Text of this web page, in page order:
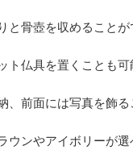
骨壺を収めることが
仏具を置くことも可
前面には写真を飾る
ンやアイボリーが選